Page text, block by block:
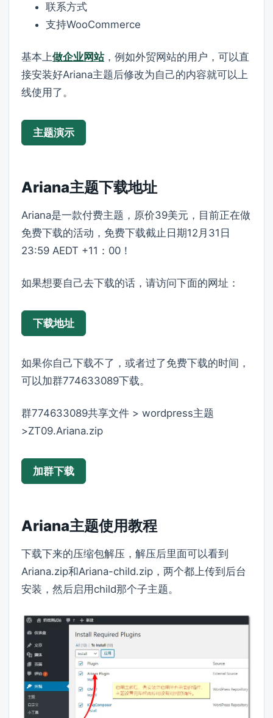
联系方式
支持WooCommerce
基本上做企业网站，例如外贸网站的用户，可以直
接安装好Ariana主题后修改为自己的内容就可以上
线使用了。
主题演示
Ariana主题下载地址
Ariana是一款付费主题，原价39美元，目前正在做
免费下载的活动，免费下载截止日期12月31日
23:59 AEDT +11：00！
如果想要自己去下载的话，请访问下面的网址：
下载地址
如果你自己下载不了，或者过了免费下载的时间，
可以加群774633089下载。
群774633089共享文件 > wordpress主题
>ZT09.Ariana.zip
加群下载
Ariana主题使用教程
下载下来的压缩包解压，解压后里面可以看到
Ariana.zip和Ariana-child.zip，两个都上传到后台
安装，然后启用child那个子主题。